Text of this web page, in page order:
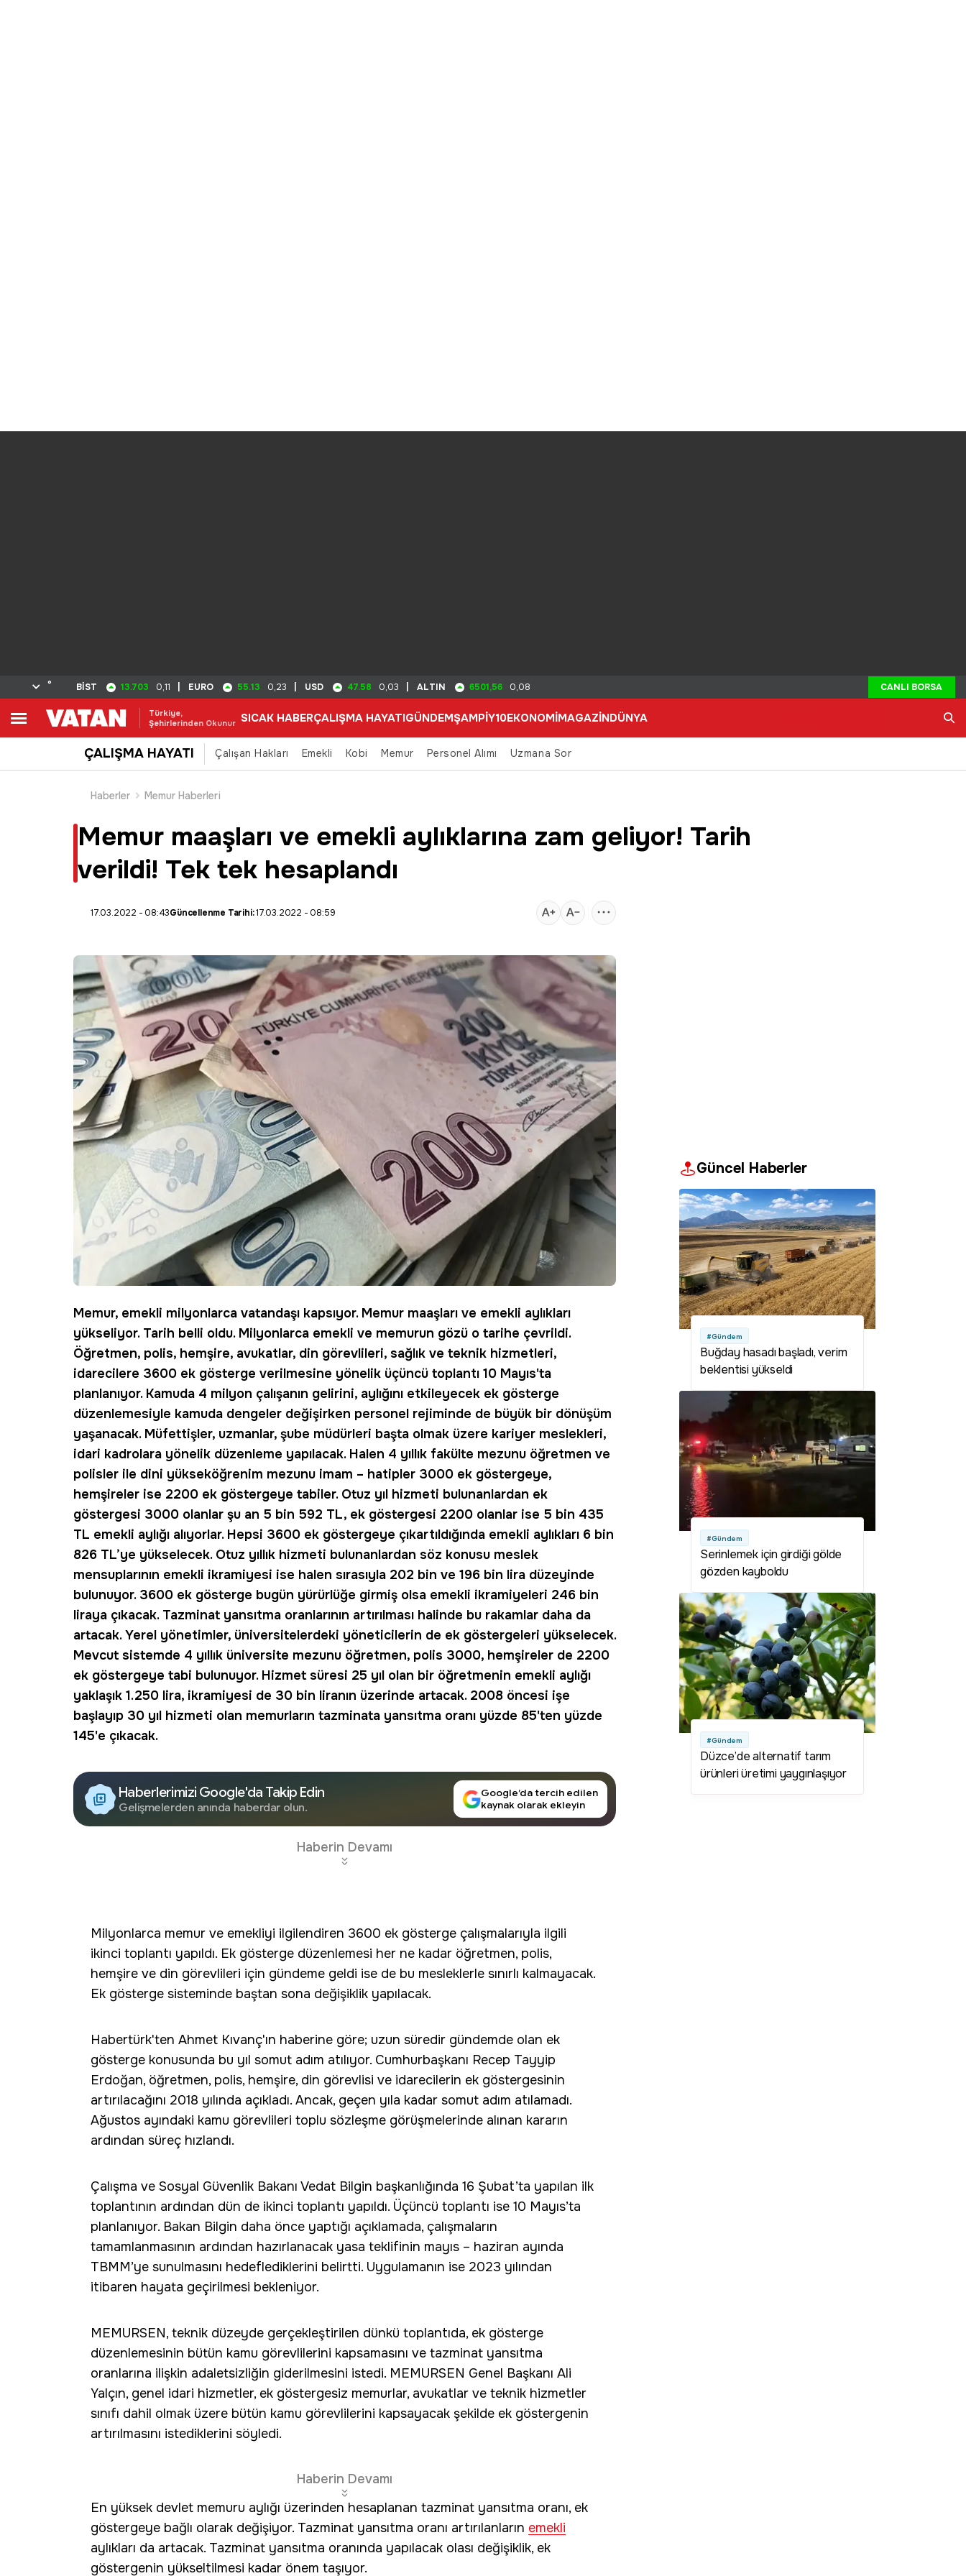
° BİST 13.703 0,11 EURO 55.13 0,23 USD 47.58 0,03 ALTIN 6501,56 0,08 CANLI BORSA
Türkiye,
Şehirlerinden Okunur SICAK HABERÇALIŞMA HAYATIGÜNDEMŞAMPİY10EKONOMİMAGAZİNDÜNYA
ÇALIŞMA HAYATI Çalışan Hakları Emekli Kobi Memur Personel Alımı Uzmana Sor
Haberler Memur Haberleri
Memur maaşları ve emekli aylıklarına zam geliyor! Tarih
verildi! Tek tek hesaplandı
17.03.2022 - 08:43Güncellenme Tarihi:17.03.2022 - 08:59
Memur, emekli milyonlarca vatandaşı kapsıyor. Memur maaşları ve emekli aylıkları
yükseliyor. Tarih belli oldu. Milyonlarca emekli ve memurun gözü o tarihe çevrildi.
Öğretmen, polis, hemşire, avukatlar, din görevlileri, sağlık ve teknik hizmetleri,
idarecilere 3600 ek gösterge verilmesine yönelik üçüncü toplantı 10 Mayıs'ta
planlanıyor. Kamuda 4 milyon çalışanın gelirini, aylığını etkileyecek ek gösterge
düzenlemesiyle kamuda dengeler değişirken personel rejiminde de büyük bir dönüşüm
yaşanacak. Müfettişler, uzmanlar, şube müdürleri başta olmak üzere kariyer meslekleri,
idari kadrolara yönelik düzenleme yapılacak. Halen 4 yıllık fakülte mezunu öğretmen ve
polisler ile dini yükseköğrenim mezunu imam – hatipler 3000 ek göstergeye,
hemşireler ise 2200 ek göstergeye tabiler. Otuz yıl hizmeti bulunanlardan ek
göstergesi 3000 olanlar şu an 5 bin 592 TL, ek göstergesi 2200 olanlar ise 5 bin 435
TL emekli aylığı alıyorlar. Hepsi 3600 ek göstergeye çıkartıldığında emekli aylıkları 6 bin
826 TL’ye yükselecek. Otuz yıllık hizmeti bulunanlardan söz konusu meslek
mensuplarının emekli ikramiyesi ise halen sırasıyla 202 bin ve 196 bin lira düzeyinde
bulunuyor. 3600 ek gösterge bugün yürürlüğe girmiş olsa emekli ikramiyeleri 246 bin
liraya çıkacak. Tazminat yansıtma oranlarının artırılması halinde bu rakamlar daha da
artacak. Yerel yönetimler, üniversitelerdeki yöneticilerin de ek göstergeleri yükselecek.
Mevcut sistemde 4 yıllık üniversite mezunu öğretmen, polis 3000, hemşireler de 2200
ek göstergeye tabi bulunuyor. Hizmet süresi 25 yıl olan bir öğretmenin emekli aylığı
yaklaşık 1.250 lira, ikramiyesi de 30 bin liranın üzerinde artacak. 2008 öncesi işe
başlayıp 30 yıl hizmeti olan memurların tazminata yansıtma oranı yüzde 85'ten yüzde
145'e çıkacak.
Haberlerimizi Google'da Takip Edin
Gelişmelerden anında haberdar olun.
Google’da tercih edilen
kaynak olarak ekleyin
Haberin Devamı
Milyonlarca memur ve emekliyi ilgilendiren 3600 ek gösterge çalışmalarıyla ilgili
ikinci toplantı yapıldı. Ek gösterge düzenlemesi her ne kadar öğretmen, polis,
hemşire ve din görevlileri için gündeme geldi ise de bu mesleklerle sınırlı kalmayacak.
Ek gösterge sisteminde baştan sona değişiklik yapılacak.
Habertürk'ten Ahmet Kıvanç'ın haberine göre; uzun süredir gündemde olan ek
gösterge konusunda bu yıl somut adım atılıyor. Cumhurbaşkanı Recep Tayyip
Erdoğan, öğretmen, polis, hemşire, din görevlisi ve idarecilerin ek göstergesinin
artırılacağını 2018 yılında açıkladı. Ancak, geçen yıla kadar somut adım atılamadı.
Ağustos ayındaki kamu görevlileri toplu sözleşme görüşmelerinde alınan kararın
ardından süreç hızlandı.
Çalışma ve Sosyal Güvenlik Bakanı Vedat Bilgin başkanlığında 16 Şubat’ta yapılan ilk
toplantının ardından dün de ikinci toplantı yapıldı. Üçüncü toplantı ise 10 Mayıs’ta
planlanıyor. Bakan Bilgin daha önce yaptığı açıklamada, çalışmaların
tamamlanmasının ardından hazırlanacak yasa teklifinin mayıs – haziran ayında
TBMM’ye sunulmasını hedeflediklerini belirtti. Uygulamanın ise 2023 yılından
itibaren hayata geçirilmesi bekleniyor.
MEMURSEN, teknik düzeyde gerçekleştirilen dünkü toplantıda, ek gösterge
düzenlemesinin bütün kamu görevlilerini kapsamasını ve tazminat yansıtma
oranlarına ilişkin adaletsizliğin giderilmesini istedi. MEMURSEN Genel Başkanı Ali
Yalçın, genel idari hizmetler, ek göstergesiz memurlar, avukatlar ve teknik hizmetler
sınıfı dahil olmak üzere bütün kamu görevlilerini kapsayacak şekilde ek göstergenin
artırılmasını istediklerini söyledi.
Haberin Devamı
En yüksek devlet memuru aylığı üzerinden hesaplanan tazminat yansıtma oranı, ek
göstergeye bağlı olarak değişiyor. Tazminat yansıtma oranı artırılanların emekli
aylıkları da artacak. Tazminat yansıtma oranında yapılacak olası değişiklik, ek
göstergenin yükseltilmesi kadar önem taşıyor.
Güncel Haberler
#Gündem
Buğday hasadı başladı, verim
beklentisi yükseldi
#Gündem
Serinlemek için girdiği gölde
gözden kayboldu
#Gündem
Düzce’de alternatif tarım
ürünleri üretimi yaygınlaşıyor